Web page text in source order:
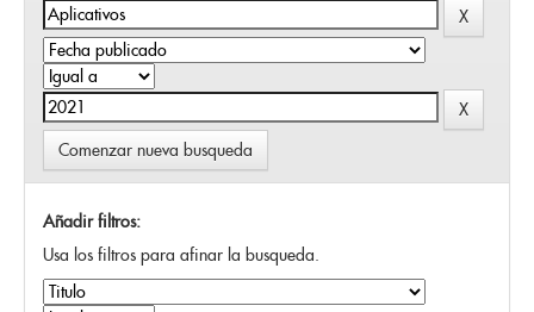
Comenzar nueva busqueda
Añadir filtros:
Usa los filtros para afinar la busqueda.